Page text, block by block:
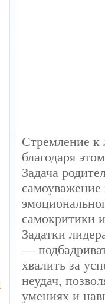
Стремление к
благодаря
Задача
самокритики
Задатки
—
хвалить за
неудач,
умениях и